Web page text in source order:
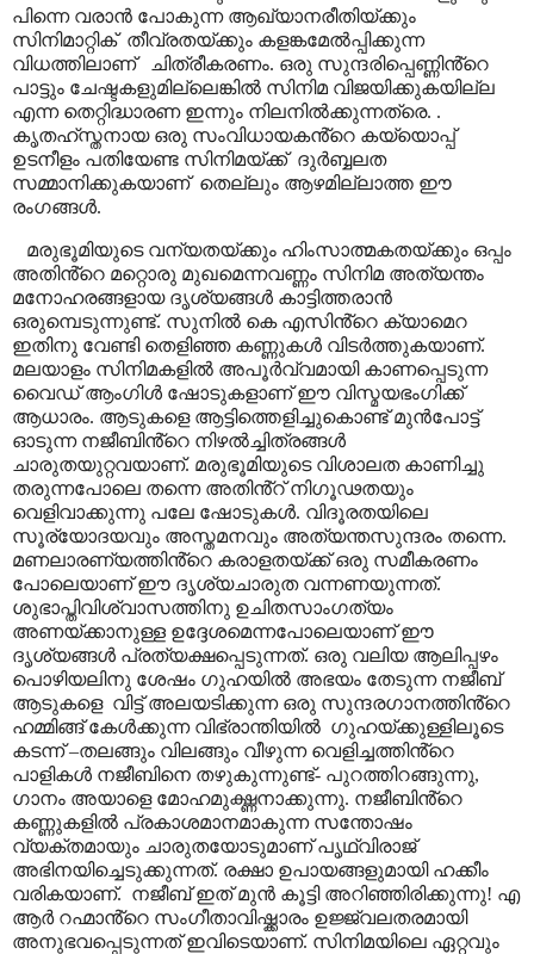
പിന്നെ വരാൻ പോകുന്ന ആഖ്യാനരീതിയ്ക്കും
സിനിമാറ്റിക് തീവ്രതയ്ക്കും കളങ്കമേൽപ്പിക്കുന്ന
വിധത്തിലാണ്
ചിത്രീകരണം. ഒരു സുന്ദരിപ്പെണ്ണിൻ്റെ
പാട്ടും ചേഷ്ടകളുമില്ലെങ്കിൽ സിനിമ വിജയിക്കുകയില്ല
എന്ന തെറ്റിദ്ധാരണ ഇന്നും നിലനിൽക്കുന്നത്രെ. .
കൃതഹ്സ്തനായ ഒരു സംവിധായകൻ്റെ കയ്യൊപ്പ്
ഉടനീളം പതിയേണ്ട സിനിമയ്ക്ക് ദുർബ്ബലത
സമ്മാനിക്കുകയാണ് തെല്ലും ആഴമില്ലാത്ത ഈ
രംഗങ്ങൾ.
മരുഭൂമിയുടെ വന്യതയ്ക്കും ഹിംസാത്മകതയ്ക്കും ഒപ്പം
അതിൻ്റെ മറ്റൊരു മുഖമെന്നവണ്ണം സിനിമ അത്യന്തം
മനോഹരങ്ങളായ ദൃശ്യങ്ങൾ കാട്ടിത്തരാൻ
ഒരുമ്പെടുന്നുണ്ട്. സുനിൽ കെ എസിൻ്റെ ക്യാമെറ
ഇതിനു വേണ്ടി തെളിഞ്ഞ കണ്ണുകൾ വിടർത്തുകയാണ്.
മലയാളം സിനിമകളിൽ അപൂർവ്വമായി കാണപ്പെടുന്ന
വൈഡ് ആംഗിൾ ഷോടുകളാണ് ഈ വിസ്മയഭംഗിക്ക്
ആധാരം. ആടുകളെ ആട്ടിത്തെളിച്ചുകൊണ്ട് മുൻപോട്ട്
ഓടുന്ന നജീബിൻ്റെ നിഴൽച്ചിത്രങ്ങൾ
ചാരുതയുറ്റവയാണ്. മരുഭൂമിയുടെ വിശാലത കാണിച്ചു
തരുന്നപോലെ തന്നെ അതിൻ്റ് നിഗൂഢതയും
വെളിവാക്കുന്നു പലേ ഷോടുകൾ. വിദൂരതയിലെ
സൂര്യോദയവും അസ്തമനവും അത്യന്തസുന്ദരം തന്നെ.
മണലാരണ്യത്തിൻ്റെ കരാളതയ്ക്ക് ഒരു സമീകരണം
പോലെയാണ് ഈ ദൃശ്യചാരുത വന്നണയുന്നത്.
ശുഭാപ്തിവിശ്വാസത്തിനു ഉചിതസാംഗത്യം
അണയ്ക്കാനുള്ള ഉദ്ദേശമെന്നപോലെയാണ് ഈ
ദൃശ്യങ്ങൾ പ്രത്യക്ഷപ്പെടുന്നത്. ഒരു വലിയ ആലിപ്പഴം
പൊഴിയലിനു ശേഷം ഗുഹയിൽ അഭയം തേടുന്ന നജീബ്
ആടുകളെ വിട്ട് അലയടിക്കുന്ന ഒരു സുന്ദരഗാനത്തിൻ്റെ
ഹമ്മിങ്ങ് കേൾക്കുന്ന വിഭ്രാന്തിയിൽ ഗുഹയ്ക്കുള്ളിലൂടെ
കടന്ന്–തലങ്ങും വിലങ്ങും വീഴുന്ന വെളിച്ചത്തിൻ്റെ
പാളികൾ നജീബിനെ തഴുകുന്നുണ്ട്- പുറത്തിറങ്ങുന്നു,
ഗാനം അയാളെ മോഹമുഗ്ദ്ധനാക്കുന്നു. നജീബിൻ്റെ
കണ്ണുകളിൽ പ്രകാശമാനമാകുന്ന സന്തോഷം
വ്യക്തമായും ചാരുതയോടുമാണ് പൃഥ്വിരാജ്
അഭിനയിച്ചെടുക്കുന്നത്. രക്ഷാ ഉപായങ്ങളുമായി ഹക്കീം
വരികയാണ്. നജീബ് ഇത് മുൻ കൂട്ടി അറിഞ്ഞിരിക്കുന്നു! എ
ആർ റഹ്മാൻ്റെ സംഗീതാവിഷ്ക്കാരം ഉജ്ജ്വലതരമായി
അനുഭവപ്പെടുന്നത് ഇവിടെയാണ്. സിനിമയിലെ ഏറ്റവും